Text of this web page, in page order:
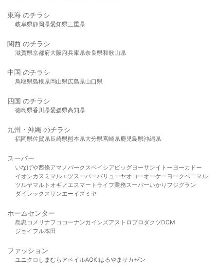
東海 のチラシ
岐阜県静岡県愛知県三重県
関西 のチラシ
滋賀県京都府大阪府兵庫県奈良県和歌山県
中国 のチラシ
鳥取県島根県岡山県広島県山口県
四国 のチラシ
徳島県香川県愛媛県高知県
九州・沖縄 のチラシ
福岡県佐賀県長崎県熊本県大分県宮崎県鹿児島県沖縄県
スーパー
いなげや西條アマノパークスベイシア ビッグヨーサンイトーヨーカドー
イオンカスミ マルエツスーパーバリューヤオコーオーケー ヨークベニマル
ツルヤマルト オギノ エスマート ライフ業務スーパーいかり フジグラン
ダイレックスサンエーイズミヤ
ホームセンター
島忠 コメリ ナフコ コーナンカインズアストロプロダクツDCM
ジョイフル本田
ファッション
ユニクロ しまむら アベイルAOKIはるやま サカゼン